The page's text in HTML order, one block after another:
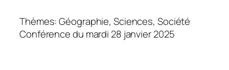
Thèmes: Géographie, Sciences, Société
Conférence du mardi 28 janvier 2025